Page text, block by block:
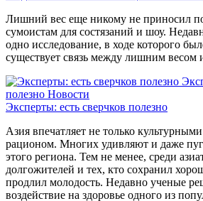
Лишний вес еще никому не приносил
сумоистам для состязаний и шоу.
одно исследование, в ходе которого
существует связь между лишним весом
полезно Новости
Эксперты: есть сверчков полезно
Азия впечатляет не только
рационом. Многих удивляют и даже
этого региона. Тем не менее, среди
долгожителей и тех, кто сохранил
продлил молодость. Недавно ученые
воздействие на здоровье одного из